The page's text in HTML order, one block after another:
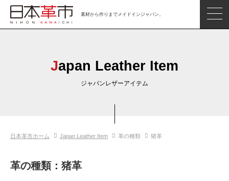
素材から作りまでメイドインジャパン。
革市通信
Japan Leather Item
ジャパンレザーアイテム
日本革市ホーム Japan Leather Item 革の種類 猪革
革の種類：猪革